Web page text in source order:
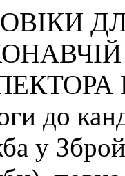
до
у